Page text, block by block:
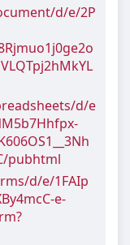
d/e/2P
d/e
pubhtml
d/e/1FAIp
e-